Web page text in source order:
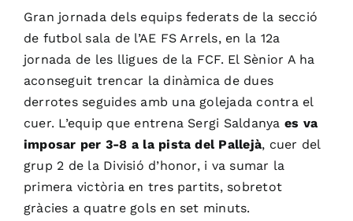
Gran jornada dels equips federats de la secció
de futbol sala de l’AE FS Arrels, en la 12a
jornada de les lligues de la FCF. El Sènior A ha
aconseguit trencar la dinàmica de dues
derrotes seguides amb una golejada contra el
cuer. L’equip que entrena Sergi Saldanya es va
imposar per 3-8 a la pista del Pallejà, cuer del
grup 2 de la Divisió d’honor, i va sumar la
primera victòria en tres partits, sobretot
gràcies a quatre gols en set minuts.